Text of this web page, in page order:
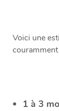
Voici une
couramment
1 à 3